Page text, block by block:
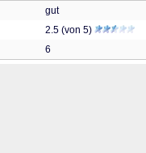
gut
2.5 (von 5)
6